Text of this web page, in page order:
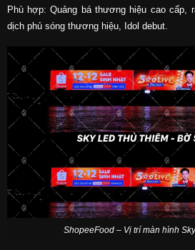
Phù hợp: Quảng bá thương hiệu cao cấp,
dịch phủ sóng thương hiệu, Idol debut.
ShopeeFood – Vị trí màn hình